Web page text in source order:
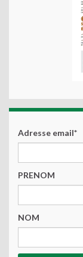
Adresse email*
PRENOM
NOM